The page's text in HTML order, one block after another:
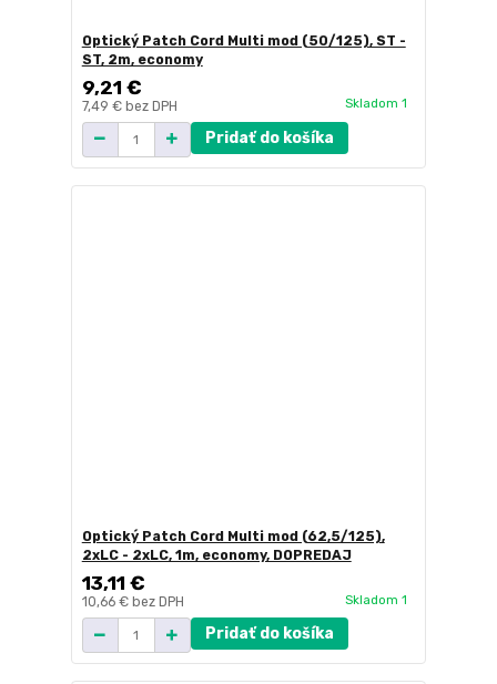
Optický Patch Cord Multi mod (50/125), ST -
ST, 2m, economy
9,21 €
7,49 € bez DPH Skladom 1
Pridať do košíka
Optický Patch Cord Multi mod (62,5/125),
2xLC - 2xLC, 1m, economy, DOPREDAJ
13,11 €
10,66 € bez DPH Skladom 1
Pridať do košíka